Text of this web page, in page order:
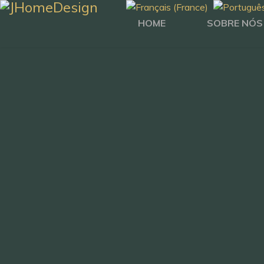
HOME SOBRE NÓS